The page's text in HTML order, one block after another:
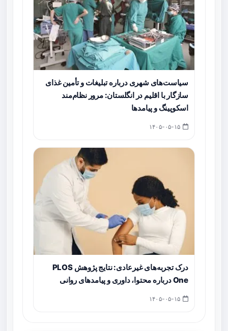
سیاست‌های شهری درباره تبلیغات و تأمین غذای
سازگار با اقلیم در انگلستان: مرور نظام‌مند
اسکوپینگ و پیامدها
درک تجربه‌های غیرعادی: نتایج پژوهش PLOS
One درباره محتوا، داوری و پیامدهای روانی